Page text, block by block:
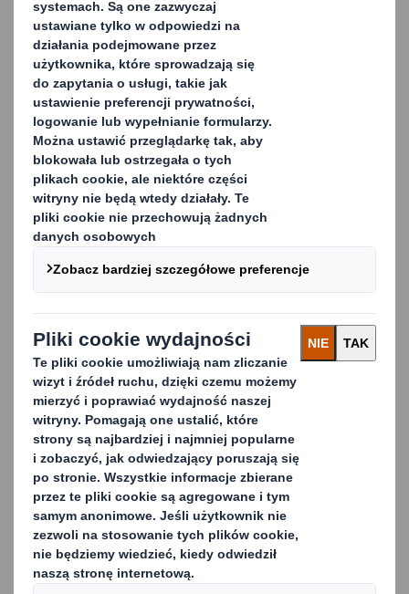
Nasza kampania
„Wszystko zaczyna się
ode mnie”
odzwierciedla nasze
podejście i pokazuje,
jak każde indywidualne
działanie – niezależnie
od tego, jak małe –
może mieć efekt
domina, który będzie
miał pozytywny wpływ
na nasz świat.